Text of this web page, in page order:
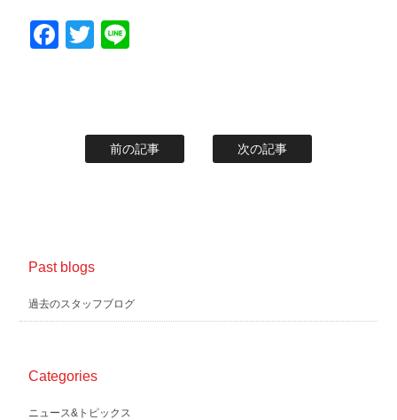
Facebook
Twitter
前の記事 次の記事
Past blogs
過去のスタッフブログ
Categories
ニュース&トピックス